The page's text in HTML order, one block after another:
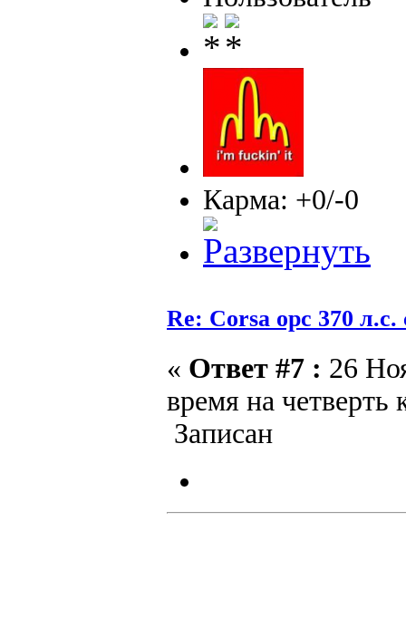
Карма: +0/-0
Re: Corsa opc 370 л.с.
« Ответ #7 : 26
время на четверть
Записан